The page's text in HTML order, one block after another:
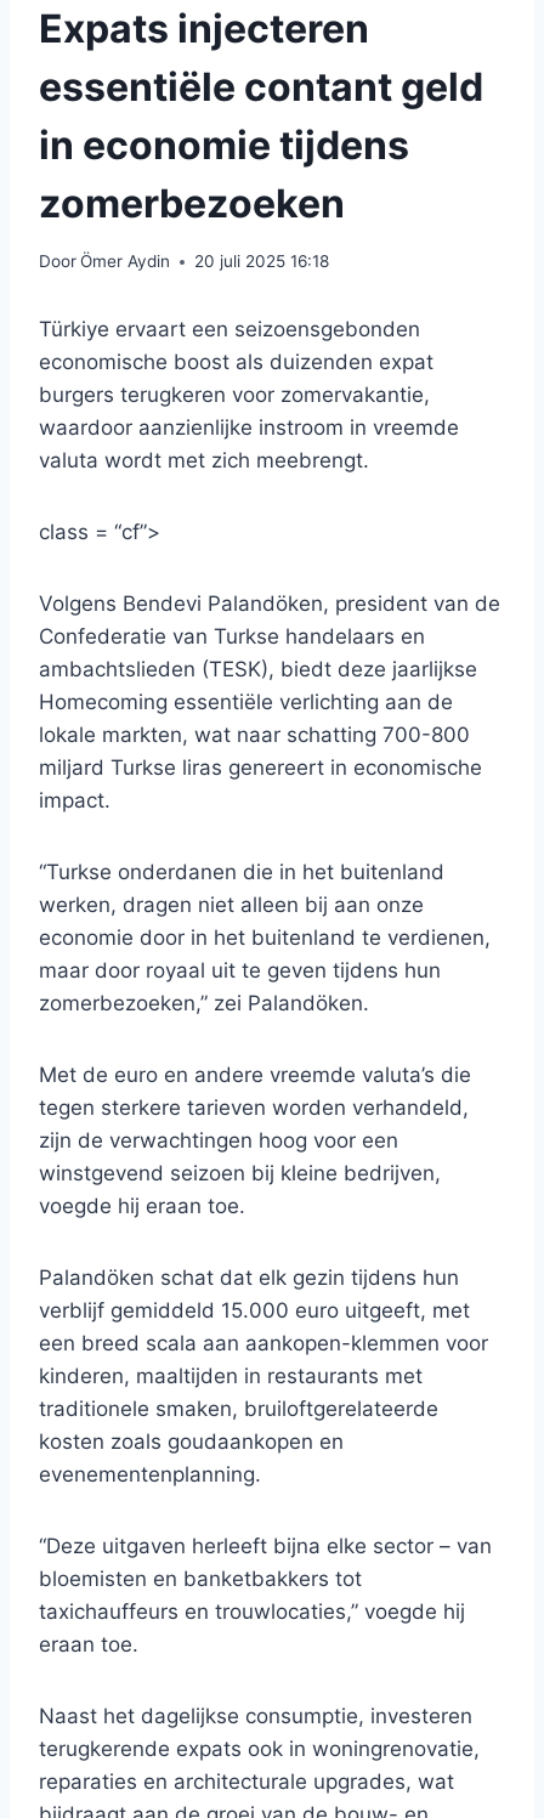
Expats injecteren
essentiële contant geld
in economie tijdens
zomerbezoeken
DoorÖmer Aydin 20 juli 2025 16:18
Türkiye ervaart een seizoensgebonden
economische boost als duizenden expat
burgers terugkeren voor zomervakantie,
waardoor aanzienlijke instroom in vreemde
valuta wordt met zich meebrengt.
class = “cf”>
Volgens Bendevi Palandöken, president van de
Confederatie van Turkse handelaars en
ambachtslieden (TESK), biedt deze jaarlijkse
Homecoming essentiële verlichting aan de
lokale markten, wat naar schatting 700-800
miljard Turkse liras genereert in economische
impact.
“Turkse onderdanen die in het buitenland
werken, dragen niet alleen bij aan onze
economie door in het buitenland te verdienen,
maar door royaal uit te geven tijdens hun
zomerbezoeken,” zei Palandöken.
Met de euro en andere vreemde valuta’s die
tegen sterkere tarieven worden verhandeld,
zijn de verwachtingen hoog voor een
winstgevend seizoen bij kleine bedrijven,
voegde hij eraan toe.
Palandöken schat dat elk gezin tijdens hun
verblijf gemiddeld 15.000 euro uitgeeft, met
een breed scala aan aankopen-klemmen voor
kinderen, maaltijden in restaurants met
traditionele smaken, bruiloftgerelateerde
kosten zoals goudaankopen en
evenementenplanning.
“Deze uitgaven herleeft bijna elke sector – van
bloemisten en banketbakkers tot
taxichauffeurs en trouwlocaties,” voegde hij
eraan toe.
Naast het dagelijkse consumptie, investeren
terugkerende expats ook in woningrenovatie,
reparaties en architecturale upgrades, wat